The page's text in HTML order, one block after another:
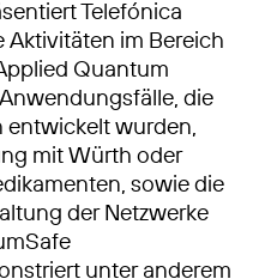
Telefónica
Aktivitäten im Bereich
Quantum
die
entwickelt wurden,
mit Würth oder
sowie die
der Netzwerke
unter anderem